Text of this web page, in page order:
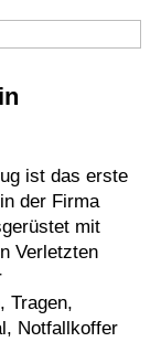
ist das erste
der Firma
mit
Verletzten
Tragen,
Notfallkoffer